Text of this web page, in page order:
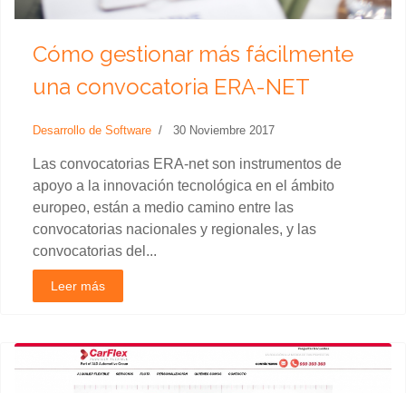
Cómo gestionar más fácilmente
una convocatoria ERA-NET
Desarrollo de Software 30 Noviembre 2017
Las convocatorias ERA-net son instrumentos de
apoyo a la innovación tecnológica en el ámbito
europeo, están a medio camino entre las
convocatorias nacionales y regionales, y las
convocatorias del...
Leer más